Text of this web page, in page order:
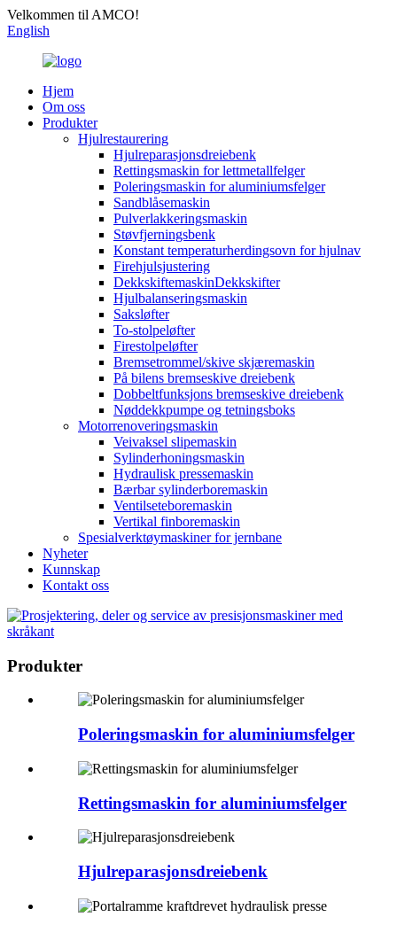
Velkommen til AMCO!
English
Hjem
Om oss
Produkter
Hjulrestaurering
Hjulreparasjonsdreiebenk
Rettingsmaskin for lettmetallfelger
Poleringsmaskin for aluminiumsfelger
Sandblåsemaskin
Pulverlakkeringsmaskin
Støvfjerningsbenk
Konstant temperaturherdingsovn for hjulnav
Firehjulsjustering
DekkskiftemaskinDekkskifter
Hjulbalanseringsmaskin
Saksløfter
To-stolpeløfter
Firestolpeløfter
Bremsetrommel/skive skjæremaskin
På bilens bremseskive dreiebenk
Dobbeltfunksjons bremseskive dreiebenk
Nøddekkpumpe og tetningsboks
Motorrenoveringsmaskin
Veivaksel slipemaskin
Sylinderhoningsmaskin
Hydraulisk pressemaskin
Bærbar sylinderboremaskin
Ventilseteboremaskin
Vertikal finboremaskin
Spesialverktøymaskiner for jernbane
Nyheter
Kunnskap
Kontakt oss
Produkter
Poleringsmaskin for aluminiumsfelger
Rettingsmaskin for aluminiumsfelger
Hjulreparasjonsdreiebenk